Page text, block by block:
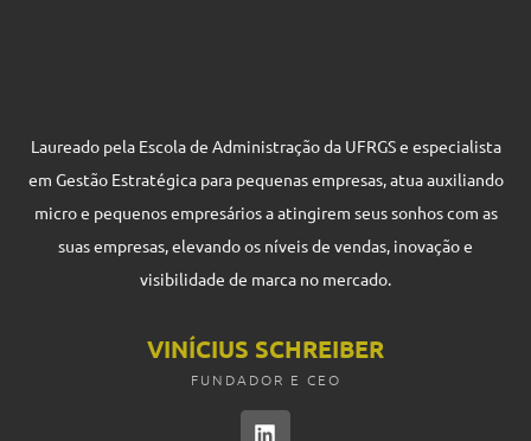
Laureado pela Escola de Administração da UFRGS e especialista
em Gestão Estratégica para pequenas empresas, atua auxiliando
micro e pequenos empresários a atingirem seus sonhos com as
suas empresas, elevando os níveis de vendas, inovação e
visibilidade de marca no mercado.
VINÍCIUS SCHREIBER
FUNDADOR E CEO